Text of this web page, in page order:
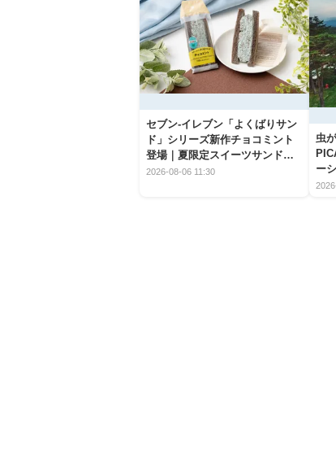
セブン‐イレブン「よくばりサン
ド」シリーズ新作チョコミント
登場｜夏限定スイーツサンドの
爽快な魅力
2026-08-06 11:30
虫
ー